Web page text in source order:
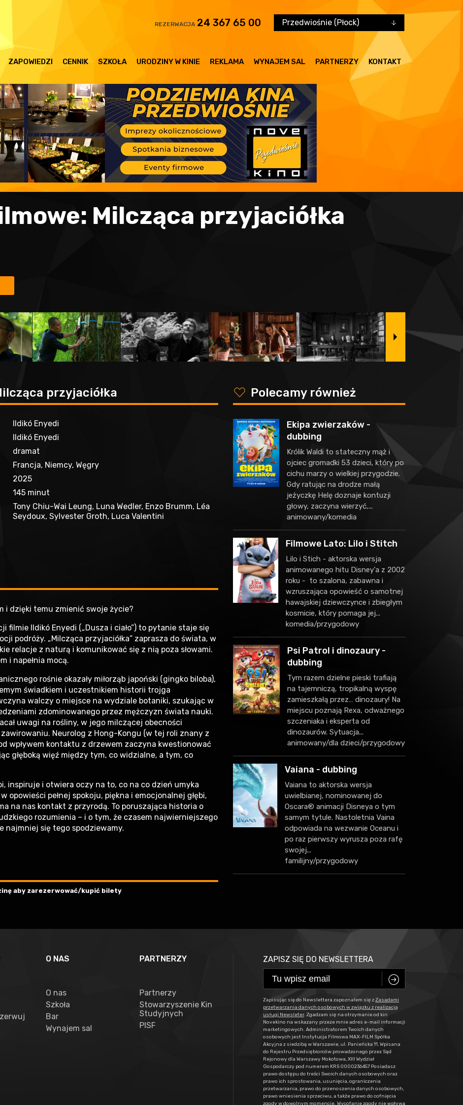
REZERWACJA 24 367 65 00 Przedwiośnie (Płock)
ZAPOWIEDZI CENNIK SZKOŁA URODZINY W KINIE REKLAMA WYNAJEM SAL PARTNERZY KONTAKT
Milcząca przyjaciółka
przyjaciółka
Ildikó Enyedi
Ildikó Enyedi
dramat
Francja, Niemcy, Węgry
2025
145 minut
Tony Chiu-Wai Leung, Luna Wedler, Enzo Brumm, Léa
Seydoux, Sylvester Groth, Luca Valentini
i dzięki temu zmienić swoje życie?
filmie Ildikó Enyedi („Dusza i ciało”) to pytanie staje się
podróży. „Milcząca przyjaciółka” zaprasza do świata, w
relacje z naturą i komunikować się z nią poza słowami.
i napełnia mocą.
rośnie okazały miłorząb japoński (gingko biloba),
świadkiem i uczestnikiem historii trojga
walczy o miejsce na wydziale botaniki, szukając w
zdominowanego przez mężczyzn świata nauki.
uwagi na rośliny, w jego milczącej obecności
Neurolog z Hong-Kongu (w tej roli znany z
wpływem kontaktu z drzewem zaczyna kwestionować
głęboką więź między tym, co widzialne, a tym, co
inspiruje i otwiera oczy na to, co na co dzień umyka
opowieści pełnej spokoju, piękna i emocjonalnej głębi,
na nas kontakt z przyrodą. To poruszająca historia o
rozumienia – i o tym, że czasem najwierniejszego
najmniej się tego spodziewamy.
aby zarezerwować/kupić bilety
y Polecamy również
Ekipa zwierzaków -
dubbing
Królik Waldi to stateczny mąż i
ojciec gromadki 53 dzieci, który po
cichu marzy o wielkiej przygodzie.
Gdy ratując na drodze małą
jeżyczkę Helę doznaje kontuzji
głowy, zaczyna wierzyć,...
animowany/komedia
Filmowe Lato: Lilo i Stitch
Lilo i Stich - aktorska wersja
animowanego hitu Disney'a z 2002
roku - to szalona, zabawna i
wzruszająca opowieść o samotnej
hawajskiej dziewczynce i zbiegłym
kosmicie, który pomaga jej...
komedia/przygodowy
Psi Patrol i dinozaury -
dubbing
Tym razem dzielne pieski trafiają
na tajemniczą, tropikalną wyspę
zamieszkałą przez… dinozaury! Na
miejscu poznają Rexa, odważnego
szczeniaka i eksperta od
dinozaurów. Sytuacja...
animowany/dla dzieci/przygodowy
Vaiana - dubbing
Vaiana to aktorska wersja
uwielbianej, nominowanej do
Oscara® animacji Disneya o tym
samym tytule. Nastoletnia Vaina
odpowiada na wezwanie Oceanu i
po raz pierwszy wyrusza poza rafę
swojej...
familijny/przygodowy
O NAS
O nas
Szkoła
Bar
Wynajem sal
PARTNERZY
Partnerzy
Stowarzyszenie Kin
Studyjnych
PISF
ZAPISZ SIĘ DO NEWSLETTERA
C
Zapisując się do Newslettera zapoznałem się zZasadami
przetwarzania danych osobowych w związku z realizacją
usługi Newsleter. Zgadzam się na otrzymanie od kin
Novekino na wskazany przeze mnie adres e-mail informacji
marketingowych. Administratorem Twoich danych
osobowych jest Instytucja Filmowa MAX-FILM Spółka
Akcyjna z siedzibą w Warszawie, ul. Panieńska 11, Wpisana
do Rejestru Przedsiębiorców prowadzonego przez Sąd
Rejonowy dla Warszawy Mokotowa, XIII Wydział
Gospodarczy pod numerem KRS 0000236457 Posiadasz
prawo dostępu do treści Swoich danych osobowych oraz
prawo ich sprostowania, usunięcia, ograniczenia
przetwarzania, prawo do przenoszenia danych osobowych,
prawo wniesienia sprzeciwu, a także prawo do cofnięcia
zgody w dowolnym momencie. Wycofanie zgody nie wpływa